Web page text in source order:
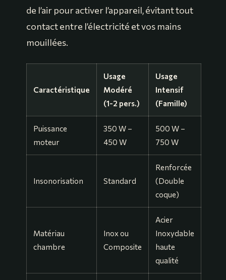
de l’air pour activer l’appareil, évitant tout
contact entre l’électricité et vos mains
mouillées.
Caractéristique
Usage
Modéré
(1-2 pers.)
Usage
Intensif
(Famille)
Puissance
moteur
350 W –
450 W
500 W –
750 W
Insonorisation Standard
Renforcée
(Double
coque)
Matériau
chambre
Inox ou
Composite
Acier
Inoxydable
haute
qualité